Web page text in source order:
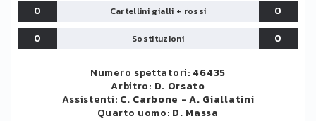
0
Cartellini gialli + rossi
0
0
Sostituzioni 0
Numero spettatori: 46435
Arbitro: D. Orsato
Assistenti: C. Carbone -A. Giallatini
Quarto uomo: D. Massa